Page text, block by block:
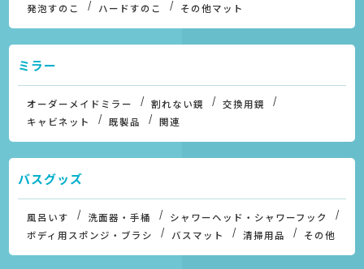
発泡すのこ ハードすのこ その他マット
ミラー
オーダーメイドミラー 割れない鏡
交換用鏡
キャビネット
既製品 関連
バスグッズ
風呂いす 洗面器・手桶
シャワーヘッド・シャワーフック
ボディ用スポンジ・ブラシ
バスマット 清掃用品 その他